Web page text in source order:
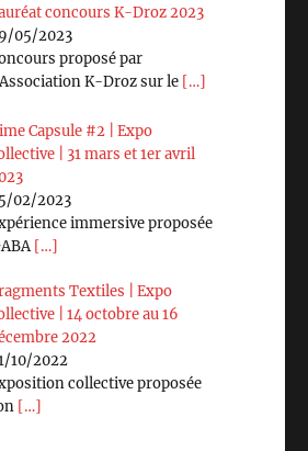
concours K-Droz 2023
05/2023
proposé par
K-Droz sur le […]
Capsule #2 | Expo
| 31 mars et 1er avril
02/2023
immersive proposée
[…]
Textiles | Expo
| 14 octobre au 16
2022
10/2022
collective proposée
[…]